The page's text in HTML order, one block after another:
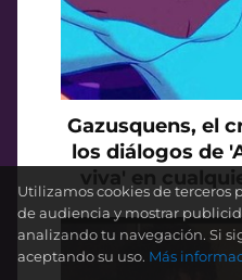
Gazusquens, el
los diálogos de
viva' en
Utilizamos cookies de terceros
de audiencia y mostrar
analizando tu navegación. Si
aceptando su uso. Más